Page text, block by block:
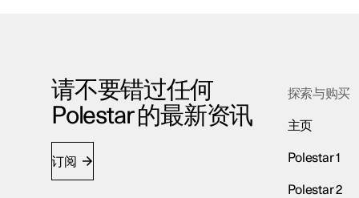
请不要错过任何
Polestar 的最新资讯
订阅
探索与购买
主页
Polestar 1
Polestar 2